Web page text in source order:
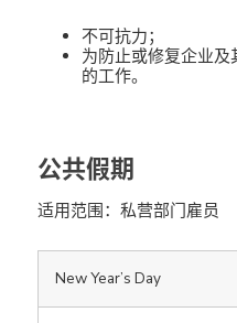
不可抗力；
为防止或修复企业
的工作。
公共假期
适用范围：私营部门雇员
New Year’s Day